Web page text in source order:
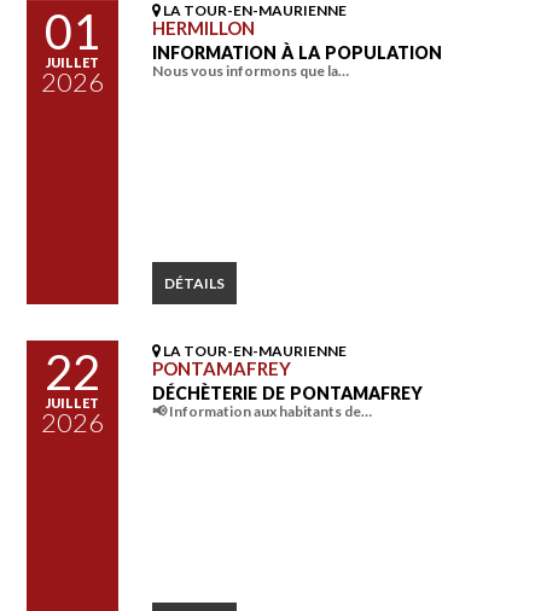
01
JUILLET
2026
LA TOUR-EN-MAURIENNE
HERMILLON
INFORMATION À LA POPULATION
Nous vous informons que la…
DÉTAILS
22
JUILLET
2026
LA TOUR-EN-MAURIENNE
PONTAMAFREY
DÉCHÈTERIE DE PONTAMAFREY
📢 Information aux habitants de…